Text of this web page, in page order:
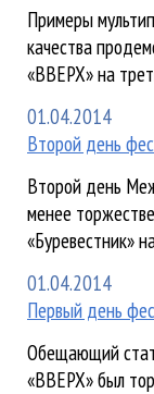
Примеры
качества
«ВВЕРХ» на
01.04.2014
Второй день
Второй день
менее
«Буревестник»
01.04.2014
Первый день
Обещающий
«ВВЕРХ» был